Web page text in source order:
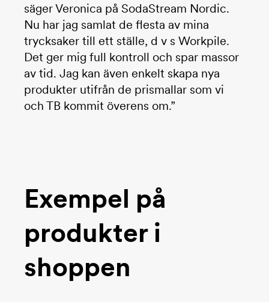
säger Veronica på SodaStream Nordic.
Nu har jag samlat de flesta av mina
trycksaker till ett ställe, d v s Workpile.
Det ger mig full kontroll och spar massor
av tid. Jag kan även enkelt skapa nya
produkter utifrån de prismallar som vi
och TB kommit överens om.”
Exempel på
produkter i
shoppen